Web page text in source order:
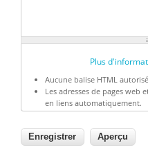
Plus
Aucune balise HTML
Les adresses de pages web
en liens automatiquement.